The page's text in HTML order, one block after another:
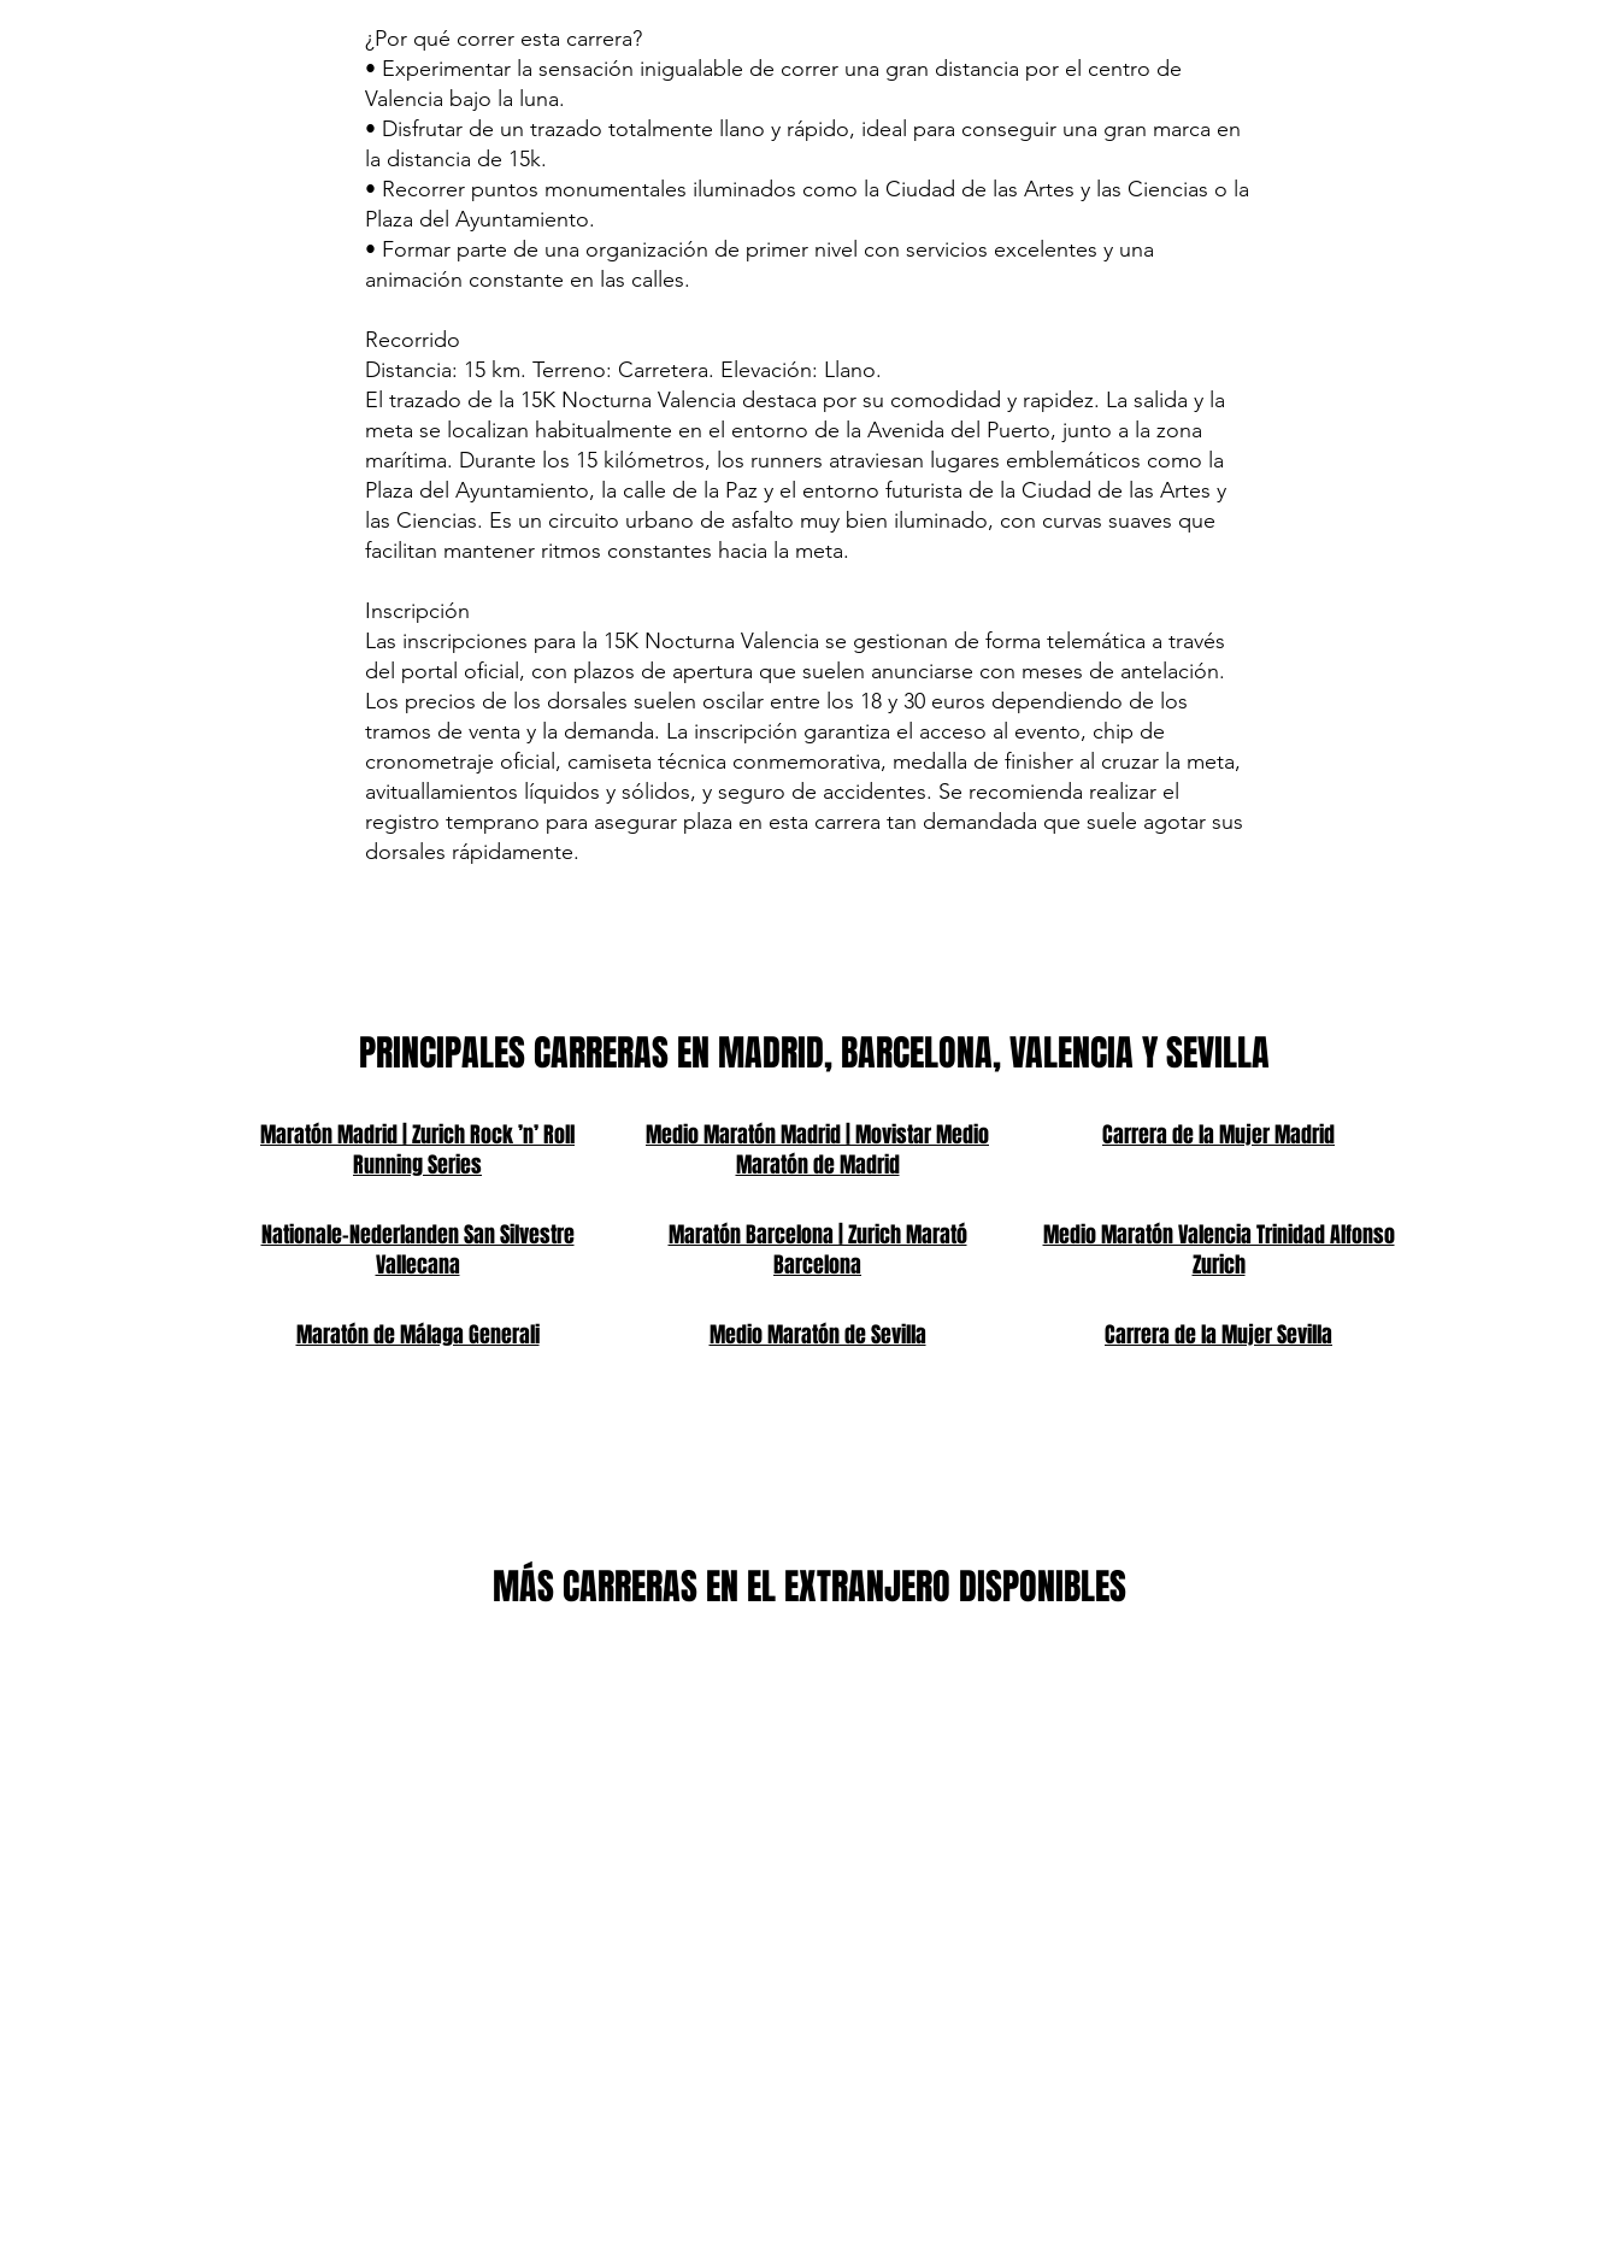
¿Por qué correr esta carrera?
• Experimentar la sensación inigualable de correr una gran distancia por el centro de
Valencia bajo la luna.
• Disfrutar de un trazado totalmente llano y rápido, ideal para conseguir una gran marca en
la distancia de 15k.
• Recorrer puntos monumentales iluminados como la Ciudad de las Artes y las Ciencias o la
Plaza del Ayuntamiento.
• Formar parte de una organización de primer nivel con servicios excelentes y una
animación constante en las calles.
Recorrido
Distancia: 15 km. Terreno: Carretera. Elevación: Llano.
El trazado de la 15K Nocturna Valencia destaca por su comodidad y rapidez. La salida y la
meta se localizan habitualmente en el entorno de la Avenida del Puerto, junto a la zona
marítima. Durante los 15 kilómetros, los runners atraviesan lugares emblemáticos como la
Plaza del Ayuntamiento, la calle de la Paz y el entorno futurista de la Ciudad de las Artes y
las Ciencias. Es un circuito urbano de asfalto muy bien iluminado, con curvas suaves que
facilitan mantener ritmos constantes hacia la meta.
Inscripción
Las inscripciones para la 15K Nocturna Valencia se gestionan de forma telemática a través
del portal oficial, con plazos de apertura que suelen anunciarse con meses de antelación.
Los precios de los dorsales suelen oscilar entre los 18 y 30 euros dependiendo de los
tramos de venta y la demanda. La inscripción garantiza el acceso al evento, chip de
cronometraje oficial, camiseta técnica conmemorativa, medalla de finisher al cruzar la meta,
avituallamientos líquidos y sólidos, y seguro de accidentes. Se recomienda realizar el
registro temprano para asegurar plaza en esta carrera tan demandada que suele agotar sus
dorsales rápidamente.
PRINCIPALES CARRERAS EN MADRID, BARCELONA, VALENCIA Y SEVILLA
Maratón Madrid | Zurich Rock ’n’ Roll
Running Series
Medio Maratón Madrid | Movistar Medio
Maratón de Madrid
Carrera de la Mujer Madrid
Nationale-Nederlanden San Silvestre
Vallecana
Maratón Barcelona | Zurich Marató
Barcelona
Medio Maratón Valencia Trinidad Alfonso
Zurich
Maratón de Málaga Generali Medio Maratón de Sevilla Carrera de la Mujer Sevilla
MÁS CARRERAS EN EL EXTRANJERO DISPONIBLES